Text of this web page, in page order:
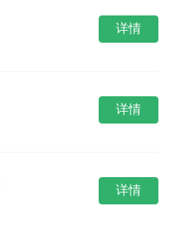
详情
详情
详情